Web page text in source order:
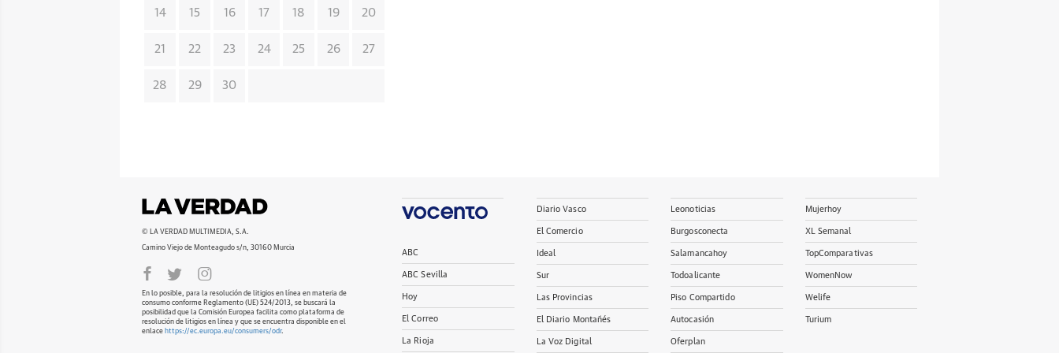
14 15 16 17 18 19 20
21 22 23 24 25 26 27
28 29 30
© LA VERDAD MULTIMEDIA, S.A.
Camino Viejo de Monteagudo s/n, 30160 Murcia
En lo posible, para la resolución de litigios en línea en materia de
consumo conforme Reglamento (UE) 524/2013, se buscará la
posibilidad que la Comisión Europea facilita como plataforma de
resolución de litigios en línea y que se encuentra disponible en el
enlace https://ec.europa.eu/consumers/odr.
ABC
ABC Sevilla
Hoy
El Correo
La Rioja
Diario Vasco
El Comercio
Ideal
Sur
Las Provincias
El Diario Montañés
La Voz Digital
Leonoticias
Burgosconecta
Salamancahoy
Todoalicante
Piso Compartido
Autocasión
Oferplan
Mujerhoy
XL Semanal
TopComparativas
WomenNow
Welife
Turium